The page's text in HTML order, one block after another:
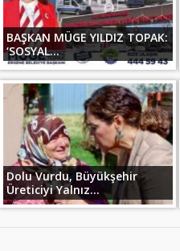
BAŞKAN MÜGE YILDIZ TOPAK:
‘SOSYAL...
Dolu Vurdu, Büyükşehir
Üreticiyi Yalnız...